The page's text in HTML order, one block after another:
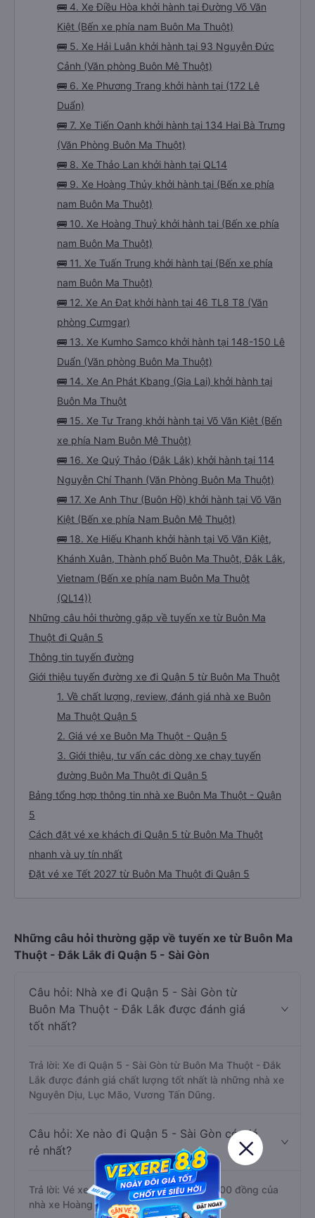
🚌 4. Xe Điều Hòa khởi hành tại Đường Võ Văn
Kiệt (Bến xe phía nam Buôn Ma Thuột)
🚌 5. Xe Hải Luân khởi hành tại 93 Nguyễn Đức
Cảnh (Văn phòng Buôn Mê Thuột)
🚌 6. Xe Phương Trang khởi hành tại (172 Lê
Duẩn)
🚌 7. Xe Tiến Oanh khởi hành tại 134 Hai Bà Trưng
(Văn Phòng Buôn Ma Thuột)
🚌 8. Xe Thảo Lan khởi hành tại QL14
🚌 9. Xe Hoàng Thủy khởi hành tại (Bến xe phía
nam Buôn Ma Thuột)
🚌 10. Xe Hoàng Thuỷ khởi hành tại (Bến xe phía
nam Buôn Ma Thuột)
🚌 11. Xe Tuấn Trung khởi hành tại (Bến xe phía
nam Buôn Ma Thuột)
🚌 12. Xe An Đạt khởi hành tại 46 TL8 T8 (Văn
phòng Cưmgar)
🚌 13. Xe Kumho Samco khởi hành tại 148-150 Lê
Duẩn (Văn phòng Buôn Ma Thuột)
🚌 14. Xe An Phát Kbang (Gia Lai) khởi hành tại
Buôn Ma Thuột
🚌 15. Xe Tư Trang khởi hành tại Võ Văn Kiệt (Bến
xe phía Nam Buôn Mê Thuột)
🚌 16. Xe Quý Thảo (Đắk Lắk) khởi hành tại 114
Nguyễn Chí Thanh (Văn Phòng Buôn Ma Thuột)
🚌 17. Xe Anh Thư (Buôn Hồ) khởi hành tại Võ Văn
Kiệt (Bến xe phía Nam Buôn Mê Thuột)
🚌 18. Xe Hiếu Khanh khởi hành tại Võ Văn Kiệt,
Khánh Xuân, Thành phố Buôn Ma Thuột, Đắk Lắk,
Vietnam (Bến xe phía nam Buôn Ma Thuột
(QL14))
Những câu hỏi thường gặp về tuyến xe từ Buôn Ma
Thuột đi Quận 5
Thông tin tuyến đường
Giới thiệu tuyến đường xe đi Quận 5 từ Buôn Ma Thuột
1. Về chất lượng, review, đánh giá nhà xe Buôn
Ma Thuột Quận 5
2. Giá vé xe Buôn Ma Thuột - Quận 5
3. Giới thiệu, tư vấn các dòng xe chạy tuyến
đường Buôn Ma Thuột đi Quận 5
Bảng tổng hợp thông tin nhà xe Buôn Ma Thuột - Quận
5
Cách đặt vé xe khách đi Quận 5 từ Buôn Ma Thuột
nhanh và uy tín nhất
Đặt vé xe Tết 2027 từ Buôn Ma Thuột đi Quận 5
Những câu hỏi thường gặp về tuyến xe từ Buôn Ma
Thuột - Đắk Lắk đi Quận 5 - Sài Gòn
Câu hỏi: Nhà xe đi Quận 5 - Sài Gòn từ
Buôn Ma Thuột - Đắk Lắk được đánh giá
tốt nhất?
Trả lời: Xe đi Quận 5 - Sài Gòn từ Buôn Ma Thuột - Đắk
Lắk được đánh giá chất lượng tốt nhất là những nhà xe
Nguyên Dịu, Lục Mão, Vương Tấn Dũng.
Câu hỏi: Xe nào đi Quận 5 - Sài Gòn có giá
rẻ nhất?
Trả lời: Vé xe rẻ nhất có mức giá là 300.000 đồng của
nhà xe Hoàng Thuỷ.